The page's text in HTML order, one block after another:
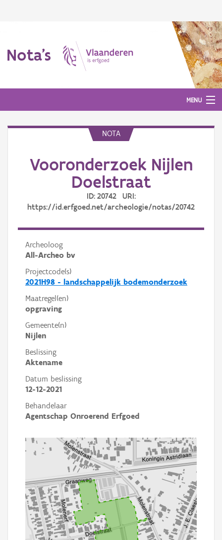
Nota's
MENU
Aanmelden
NOTA
Vooronderzoek Nijlen
Doelstraat
ID: 20742 URI:
https://id.erfgoed.net/archeologie/notas/20742
Archeoloog
All-Archeo bv
Projectcode(s)
2021H98 - landschappelijk bodemonderzoek
Maatregel(en)
opgraving
Gemeente(n)
Nijlen
Beslissing
Aktename
Datum beslissing
12-12-2021
Behandelaar
Agentschap Onroerend Erfgoed